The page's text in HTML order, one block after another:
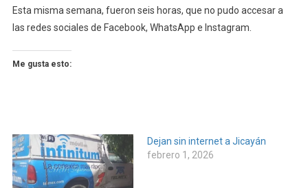
Esta misma semana, fueron seis horas, que no pudo accesar a
las redes sociales de Facebook, WhatsApp e Instagram.
Me gusta esto:
Dejan sin internet a Jicayán
febrero 1, 2026